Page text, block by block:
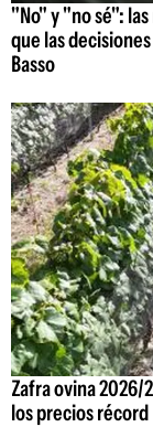
"No" y "no sé":
que las
Basso
Zafra ovina
los precios récord